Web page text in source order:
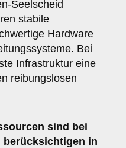
Seelscheid
stabile
Hardware
Bei
Infrastruktur eine
reibungslosen
sind bei
berücksichtigen in